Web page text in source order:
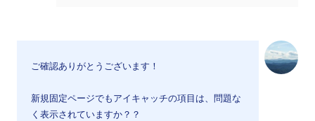
ご確認ありがとうございます！
新規固定ページでもアイキャッチの項目は、問題な
く表示されていますか？？